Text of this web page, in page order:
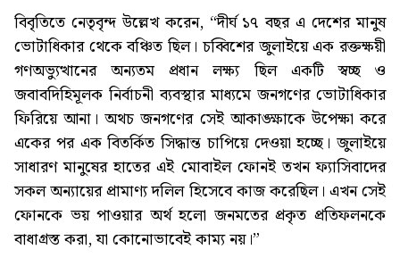
বিবৃতিতে নেতৃবৃন্দ উল্লেখ করেন, “দীর্ঘ ১৭ বছর এ দেশের মানুষ
ভোটাধিকার থেকে বঞ্চিত ছিল। চব্বিশের জুলাইয়ে এক রক্তক্ষয়ী
গণঅভ্যুত্থানের অন্যতম প্রধান লক্ষ্য ছিল একটি স্বচ্ছ ও
জবাবদিহিমূলক নির্বাচনী ব্যবস্থার মাধ্যমে জনগণের ভোটাধিকার
ফিরিয়ে আনা। অথচ জনগণের সেই আকাঙ্ক্ষাকে উপেক্ষা করে
একের পর এক বিতর্কিত সিদ্ধান্ত চাপিয়ে দেওয়া হচ্ছে। জুলাইয়ে
সাধারণ মানুষের হাতের এই মোবাইল ফোনই তখন ফ্যাসিবাদের
সকল অন্যায়ের প্রামাণ্য দলিল হিসেবে কাজ করেছিল। এখন সেই
ফোনকে ভয় পাওয়ার অর্থ হলো জনমতের প্রকৃত প্রতিফলনকে
বাধাগ্রস্ত করা, যা কোনোভাবেই কাম্য নয়।”